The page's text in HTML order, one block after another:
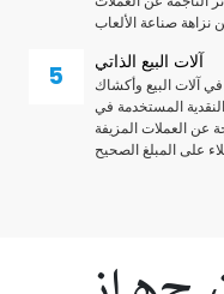
آلات البيع الذاتي
آلات البيع وأكشاك
المستخدمة في
عن العملات المزيفة